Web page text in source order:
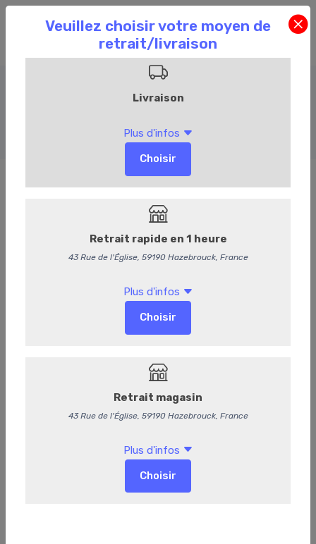
Amuses bouches chauds
Amuses bouches chauds